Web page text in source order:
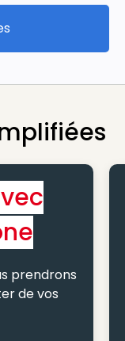
offres
prendrons
de vos